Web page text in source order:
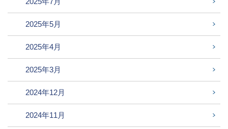
2025年5月
2025年4月
2025年3月
2024年12月
2024年11月